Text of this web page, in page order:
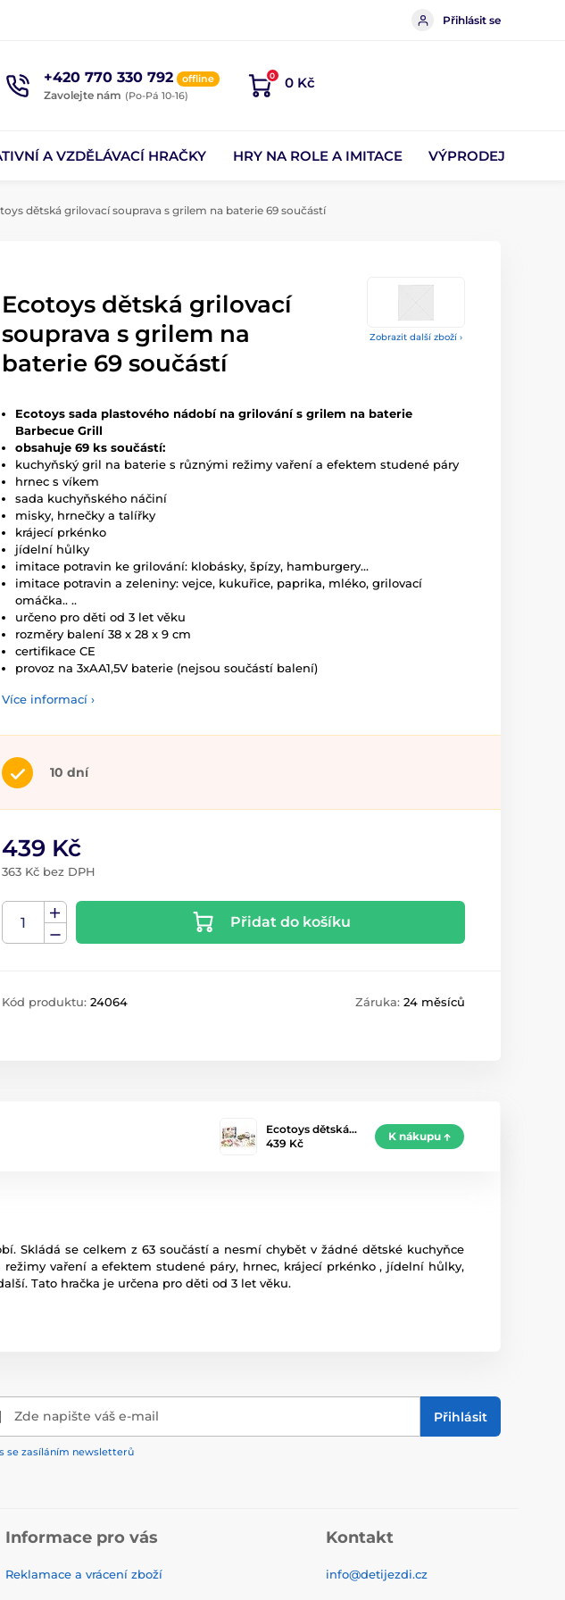
Přihlásit se
+420 770 330 792 offline
Zavolejte nám (Po-Pá 10-16)
0 0 Kč
A VZDĚLÁVACÍ HRAČKY HRY NA ROLE A IMITACE VÝPRODEJ
dětská grilovací souprava s grilem na baterie 69 součástí
Zobrazit další zboží ›
Ecotoys dětská grilovací
souprava s grilem na
baterie 69 součástí
Ecotoys sada plastového nádobí na grilování s grilem na baterie
Barbecue Grill
obsahuje 69 ks součástí:
kuchyňský gril na baterie s různými režimy vaření a efektem studené páry
hrnec s víkem
sada kuchyňského náčiní
misky, hrnečky a talířky
krájecí prkénko
jídelní hůlky
imitace potravin ke grilování: klobásky, špízy, hamburgery...
imitace potravin a zeleniny: vejce, kukuřice, paprika, mléko, grilovací
omáčka.. ..
určeno pro děti od 3 let věku
rozměry balení 38 x 28 x 9 cm
certifikace CE
provoz na 3xAA1,5V baterie (nejsou součástí balení)
Více informací ›
10 dní
439 Kč
363 Kč bez DPH
Přidat do košíku
Kód produktu: 24064 Záruka: 24 měsíců
Ecotoys dětská…
439 Kč
K nákupu
Skládá se celkem z 63 součástí a nesmí chybět v žádné dětské kuchyňce
vaření a efektem studené páry, hrnec, krájecí prkénko , jídelní hůlky,
Tato hračka je určena pro děti od 3 let věku.
Zde napište váš e-mail Přihlásit
se zasíláním newsletterů
Informace pro vás
Reklamace a vrácení zboží
Kontakt
info@detijezdi.cz